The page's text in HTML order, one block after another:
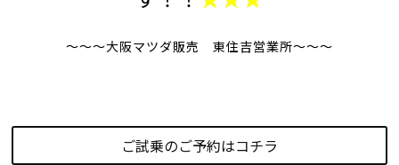
～～～大阪マツダ販売 東住吉営業所～～～
ご試乗のご予約はコチラ